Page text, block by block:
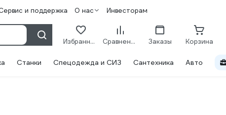
и поддержка О нас Инвесторам
Избранное Сравнение Заказы Корзина
Станки Спецодежда и СИЗ Сантехника Авто